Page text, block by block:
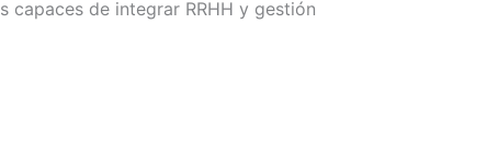
capaces de integrar RRHH y gestión